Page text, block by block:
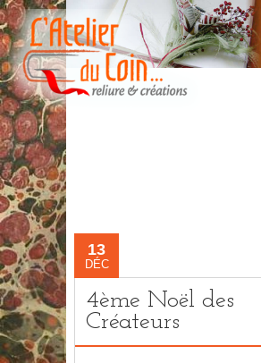
13
DÉC
4ème Noël des
Créateurs